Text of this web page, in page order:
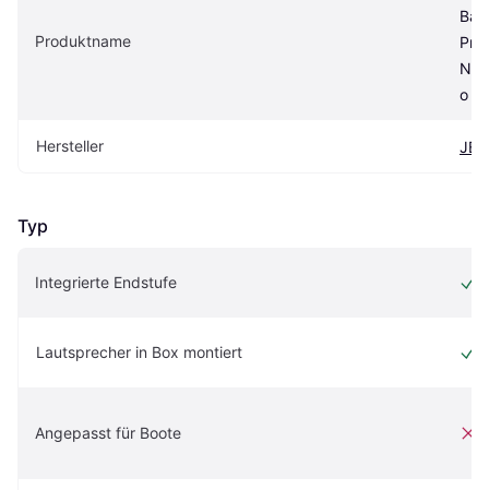
Produktname
Pro
Nan
o
Hersteller JBL
Typ
Integrierte Endstufe
Lautsprecher in Box montiert
Angepasst für Boote